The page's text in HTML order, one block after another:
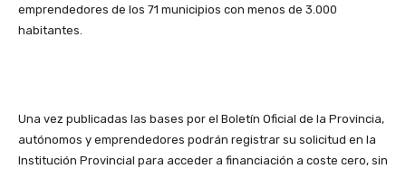
emprendedores de los 71 municipios con menos de 3.000
habitantes.
Una vez publicadas las bases por el Boletín Oficial de la Provincia,
autónomos y emprendedores podrán registrar su solicitud en la
Institución Provincial para acceder a financiación a coste cero, sin